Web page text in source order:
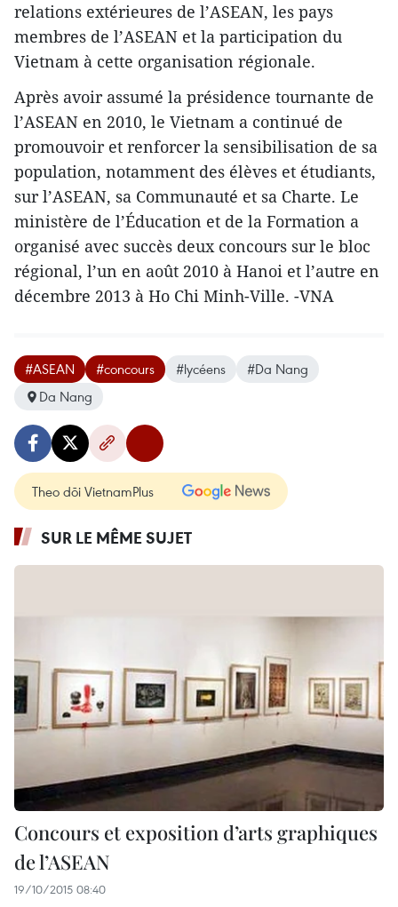
relations extérieures de l’ASEAN, les pays
membres de l’ASEAN et la participation du
Vietnam à cette organisation régionale.
Après avoir assumé la présidence tournante de
l’ASEAN ​en 2010, le Vietnam a continué de
promouvoir et renforcer la sensibilisation de sa
population, notamment des élèves et étudiants,
sur l’ASEAN, sa Communauté et sa Charte. Le
ministère de l’Éducation et de la Formation a
organisé avec succès deux concours sur le bloc
régional, l’un en août 2010 à Hanoi et l’autre en
décembre 2013 à Ho Chi Minh-Ville. -VNA
#ASEAN #concours #lycéens
#Da Nang
Da Nang
Theo dõi VietnamPlus
SUR LE MÊME SUJET
Concours et exposition d’arts graphiques
de l’ASEAN
19/10/2015 08:40